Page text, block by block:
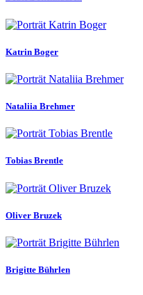
Katrin Boger
Nataliia Brehmer
Tobias Brentle
Oliver Bruzek
Brigitte Bührlen